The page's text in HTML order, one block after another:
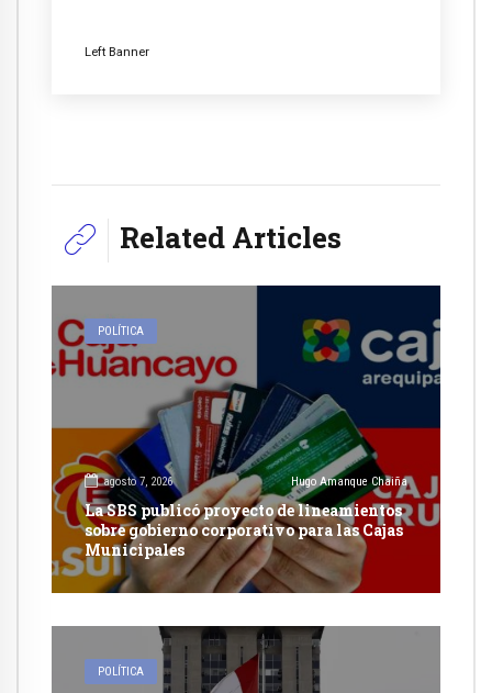
Left Banner
Related Articles
POLÍTICA
agosto 7, 2026 Hugo Amanque Chaiña
La SBS publicó proyecto de lineamientos
sobre gobierno corporativo para las Cajas
Municipales
POLÍTICA